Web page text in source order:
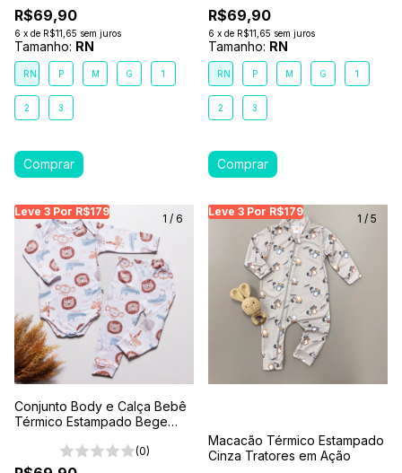
R$69,90
6 x de R$11,65 sem juros
Tamanho: RN
RN P M G 1
2 3
R$69,90
6 x de R$11,65 sem juros
Tamanho: RN
RN P M G 1
2 3
Leve 3 Por R$179
Leve 3 Por R$179 Leve 3 Por R$179
1 / 6
Conjunto Body e Calça Bebê
Térmico Estampado Bege
(0)
Leve 3 Por R$179
Leve 3 Por R$179
1 / 5
Macacão Térmico Estampado
Cinza Tratores em Ação